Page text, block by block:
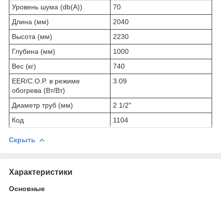
Уровень шума (db(A))
70
Длина (мм)
2040
Высота (мм)
2230
Глубина (мм)
1000
Вес (кг)
740
EER/C.O.P. в режиме
обогрева (Вт/Вт)
3.09
Диаметр труб (мм)
2 1/2"
Код
1104
Скрыть
Характеристики
Основные